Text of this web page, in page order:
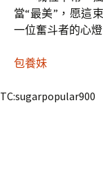
當“最美”，愿這
一位奮斗者的心
包養妹
TC:sugarpopular900